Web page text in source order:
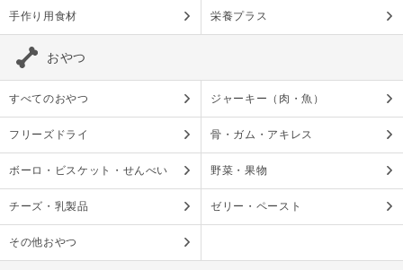
手作り用食材 栄養プラス
おやつ
すべてのおやつ ジャーキー（肉・魚）
フリーズドライ 骨・ガム・アキレス
ボーロ・ビスケット・せんべい 野菜・果物
チーズ・乳製品 ゼリー・ペースト
その他おやつ